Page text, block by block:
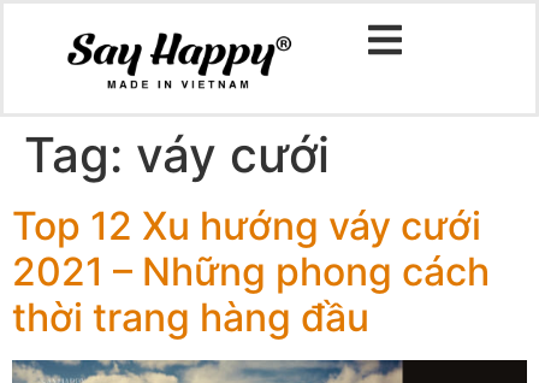
Tag: váy cưới
Top 12 Xu hướng váy cưới
2021 – Những phong cách
thời trang hàng đầu